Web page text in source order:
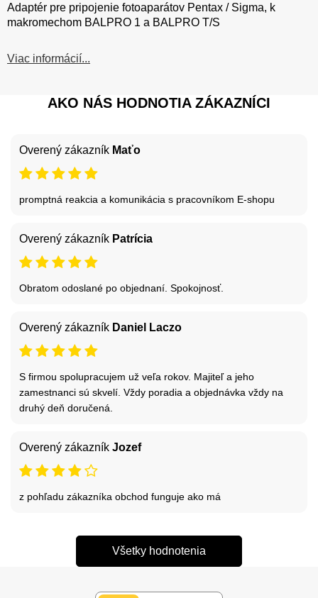
Adaptér pre pripojenie fotoaparátov Pentax / Sigma, k
makromechom BALPRO 1 a BALPRO T/S
Viac informácií...
AKO NÁS HODNOTIA ZÁKAZNÍCI
Overený zákazník Maťo
promptná reakcia a komunikácia s pracovníkom E-shopu
Overený zákazník Patrícia
Obratom odoslané po objednaní. Spokojnosť.
Overený zákazník Daniel Laczo
S firmou spolupracujem už veľa rokov. Majiteľ a jeho
zamestnanci sú skvelí. Vždy poradia a objednávka vždy na
druhý deň doručená.
Overený zákazník Jozef
z pohľadu zákazníka obchod funguje ako má
Všetky hodnotenia